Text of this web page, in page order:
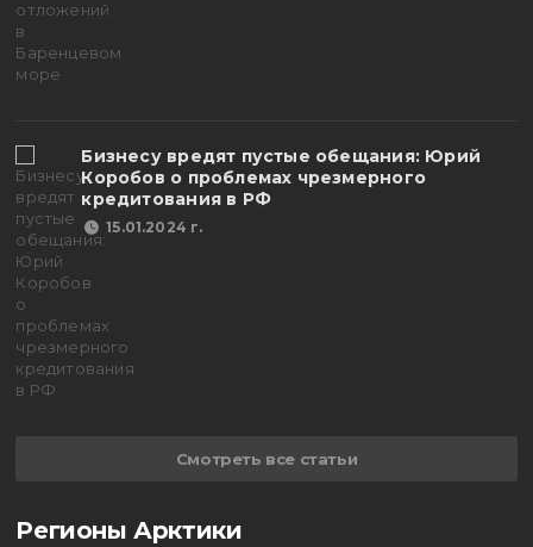
Бизнесу вредят пустые обещания: Юрий
Коробов о проблемах чрезмерного
кредитования в РФ
15.01.2024 г.
Смотреть все статьи
Регионы Арктики